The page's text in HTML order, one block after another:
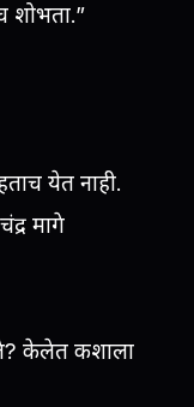
शोभता.”
येत नाही.
मागे
केलेत कशाला